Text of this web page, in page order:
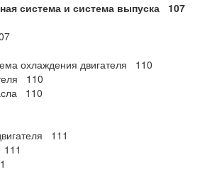
система и система выпуска 107
охлаждения двигателя 110
110
110
111